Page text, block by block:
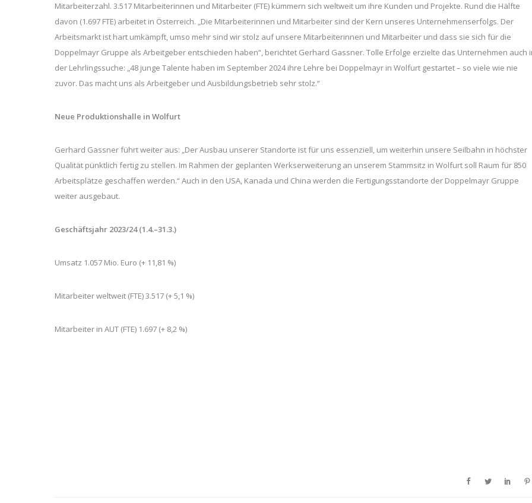
Mitarbeiterzahl. 3.517 Mitarbeiterinnen und Mitarbeiter (FTE) kümmern sich weltweit um ihre Kunden und Projekte. Rund die Hälfte
davon (1.697 FTE) arbeitet in Österreich. „Die Mitarbeiterinnen und Mitarbeiter sind der Kern unseres Unternehmenserfolgs. Der
Arbeitsmarkt ist hart umkämpft, umso mehr sind wir stolz auf unsere Mitarbeiterinnen und Mitarbeiter und dass sie sich für die
Doppelmayr Gruppe als Arbeitgeber entschieden haben“, berichtet Gerhard Gassner. Tolle Erfolge erzielte das Unternehmen auch
der Lehrlingssuche: „48 junge Talente haben im September 2024 ihre Lehre bei Doppelmayr in Wolfurt gestartet – so viele wie nie
zuvor. Das macht uns als Arbeitgeber und Ausbildungsbetrieb sehr stolz.“
Neue Produktionshalle in Wolfurt
Gerhard Gassner führt weiter aus: „Der Ausbau unserer Standorte ist für uns essenziell, um weiterhin unsere Seilbahn in höchster
Qualität pünktlich fertig zu stellen. Im Rahmen der geplanten Werkserweiterung an unserem Stammsitz in Wolfurt soll Raum für 850
Arbeitsplätze geschaffen werden.“ Auch in den USA, Kanada und China werden die Fertigungsstandorte der Doppelmayr Gruppe
weiter ausgebaut.
Geschäftsjahr 2023/24 (1.4.–31.3.)
Umsatz 1.057 Mio. Euro (+ 11,81 %)
Mitarbeiter weltweit (FTE) 3.517 (+ 5,1 %)
Mitarbeiter in AUT (FTE) 1.697 (+ 8,2 %)